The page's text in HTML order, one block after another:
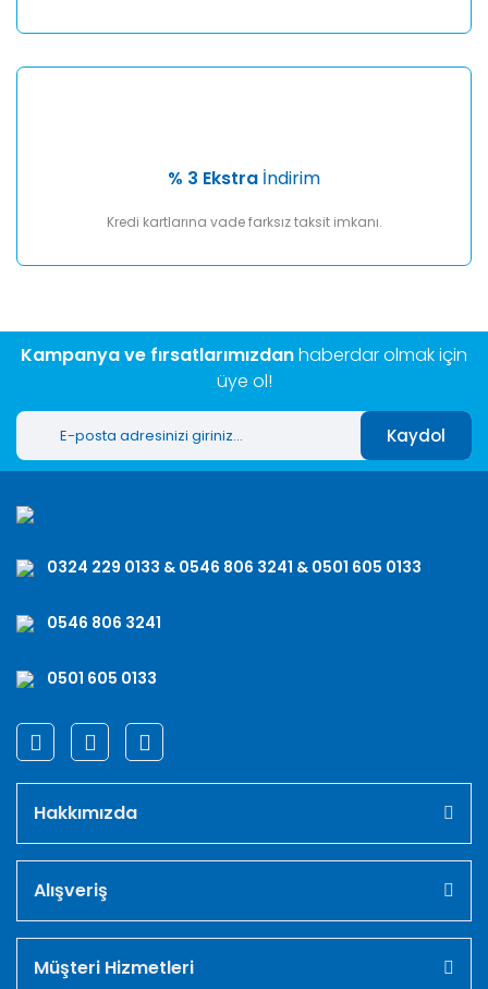
% 3 Ekstra İndirim
Kredi kartlarına vade farksız taksit imkanı.
Kampanya ve fırsatlarımızdanhaberdar olmak için
üye ol!
Kaydol
0324 229 0133 & 0546 806 3241 & 0501 605 0133
0546 806 3241
0501 605 0133
Hakkımızda
Alışveriş
Müşteri Hizmetleri